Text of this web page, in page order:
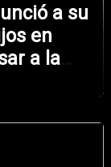
a su
en
a la